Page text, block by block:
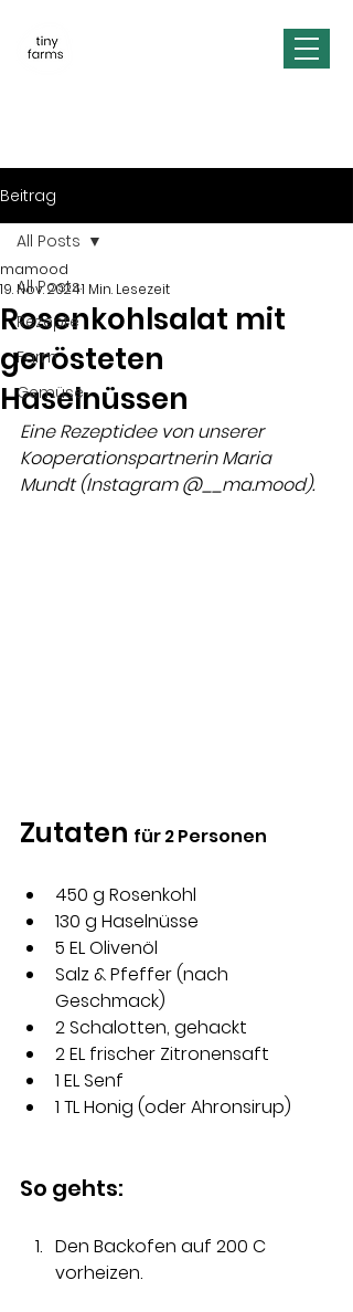
Beitrag
All Posts
Rezepte
Farm
Gemüse
All Posts
Rosenkohlsalat mit
gerösteten
Haselnüssen
mamood
19. Nov. 20241 Min. Lesezeit
Eine Rezeptidee von unserer
Kooperationspartnerin Maria
Mundt (Instagram @__ma.mood).
Zutaten für 2 Personen
450 g Rosenkohl
130 g Haselnüsse
5 EL Olivenöl
Salz & Pfeffer (nach
Geschmack)
2 Schalotten, gehackt
2 EL frischer Zitronensaft
1 EL Senf
1 TL Honig (oder Ahronsirup)
So gehts:
Den Backofen auf 200 C
vorheizen.